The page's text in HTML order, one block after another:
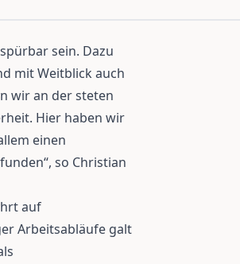
sein. Dazu
mit Weitblick auch
wir an der steten
Hier haben wir
einen
so Christian
auf
Arbeitsabläufe galt